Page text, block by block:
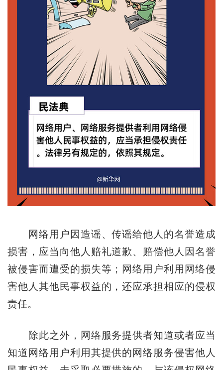
网络用户因造谣、传谣给他人的名誉造成
损害，应当向他人赔礼道歉、赔偿他人因名誉
被侵害而遭受的损失等；网络用户利用网络侵
害他人其他民事权益的，还应承担相应的侵权
责任。
除此之外，网络服务提供者知道或者应当
知道网络用户利用其提供的网络服务侵害他人